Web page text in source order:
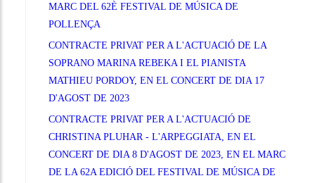
MARC DEL 62È FESTIVAL DE MÚSICA DE
POLLENÇA
CONTRACTE PRIVAT PER A L'ACTUACIÓ DE LA
SOPRANO MARINA REBEKA I EL PIANISTA
MATHIEU PORDOY, EN EL CONCERT DE DIA 17
D'AGOST DE 2023
CONTRACTE PRIVAT PER A L'ACTUACIÓ DE
CHRISTINA PLUHAR - L'ARPEGGIATA, EN EL
CONCERT DE DIA 8 D'AGOST DE 2023, EN EL MARC
DE LA 62A EDICIÓ DEL FESTIVAL DE MÚSICA DE